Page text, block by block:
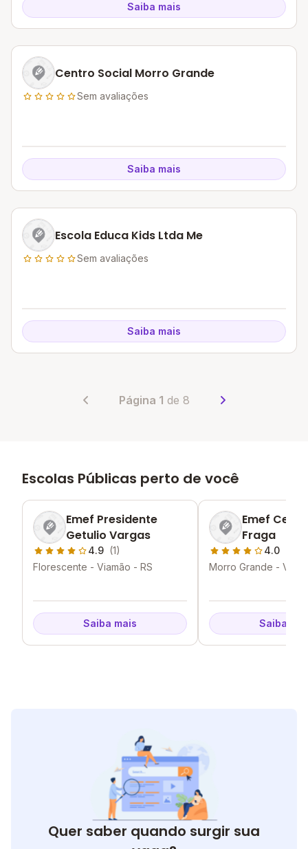
Saiba mais
Centro Social Morro Grande
Sem avaliações
Saiba mais
Escola Educa Kids Ltda Me
Sem avaliações
Saiba mais
Página 1 de 8
Escolas Públicas perto de você
Emef Presidente
Getulio Vargas
4.9 (1)
Florescente - Viamão - RS
Saiba mais
Emef Cel
Fraga
4.0
Morro Grande -
Saiba
Quer saber quando surgir sua